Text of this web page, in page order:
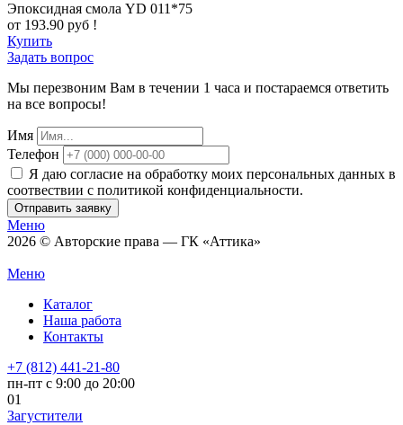
Эпоксидная смола YD 011*75
от 193.90 руб !
Купить
Задать вопрос
Мы перезвоним Вам в течении 1 часа и постараемся ответить
на все вопросы!
Имя
Телефон
Я даю согласие на обработку моих персональных данных в
соотвествии с политикой конфиденциальности.
Отправить заявку
Меню
2026 © Авторские права — ГК «Аттика»
Меню
Каталог
Наша работа
Контакты
+7 (812) 441-21-80
пн-пт с 9:00 до 20:00
01
Загустители